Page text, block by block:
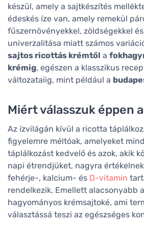
készül, amely a sajtkészítés
édeskés íze van, amely remekül
fűszernövényekkel, zöldségekkel
univerzalitása miatt számos
sajtos ricottás krémtől a
krémig, egészen a klasszikus
változataiig, mint például a
Miért válasszuk éppen
Az ízvilágán kívül a ricotta
figyelemre méltóak, amelyeket
táplálkozást kedvelő és azok, akik
napi étrendjüket, nagyra
fehérje-, kalcium- és D-vitamin
rendelkezik. Emellett alacsonyabb
hagyományos krémsajtoké, ami
választássá teszi az egészséges